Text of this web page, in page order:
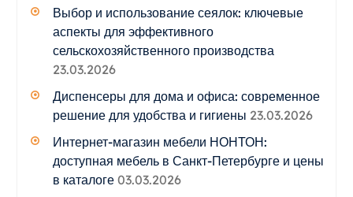
Выбор и использование сеялок: ключевые
аспекты для эффективного
сельскохозяйственного производства
23.03.2026
Диспенсеры для дома и офиса: современное
решение для удобства и гигиены 23.03.2026
Интернет-магазин мебели НОНТОН:
доступная мебель в Санкт-Петербурге и цены
в каталоге 03.03.2026